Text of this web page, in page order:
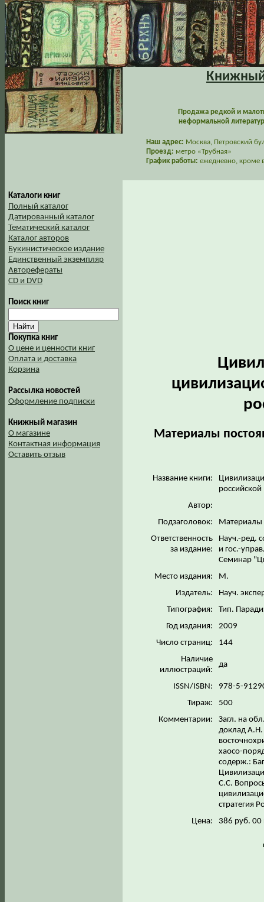
Книжный
Продажа редкой и
неформальной
Наш адрес: Москва, Петровский
Проезд: метро «Трубная»
График работы: ежедневно, кроме
Каталоги книг
Полный каталог
Датированный каталог
Тематический каталог
Каталог авторов
Букинистическое издание
Единственный экземпляр
Авторефераты
CD и DVD
Поиск книг
Покупка книг
О цене и ценности книг
Оплата и доставка
Корзина
Рассылка новостей
Оформление подписки
Книжный магазин
О магазине
Контактная информация
Оставить отзыв
Материалы
Название книги:
Автор:
Подзаголовок:
Материалы
Ответственность
за издание:
Науч.-ред.
и гос.-
Семинар
Место издания:
М.
Издатель:
Науч.
Типография:
Тип.
Год издания:
2009
Число страниц:
144
Наличие
иллюстраций:
да
ISSN/ISBN:
978-5-
Тираж:
500
Комментарии:
Загл. на
доклад А.Н.
хаосо-
содерж.:
С.С.
стратегия
Цена:
386 руб. 00